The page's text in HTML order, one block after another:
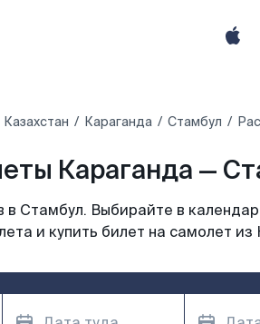
Казахстан Караганда Стамбул
Караганда —
Стамбул. Выбирайте в
и купить билет на самолет